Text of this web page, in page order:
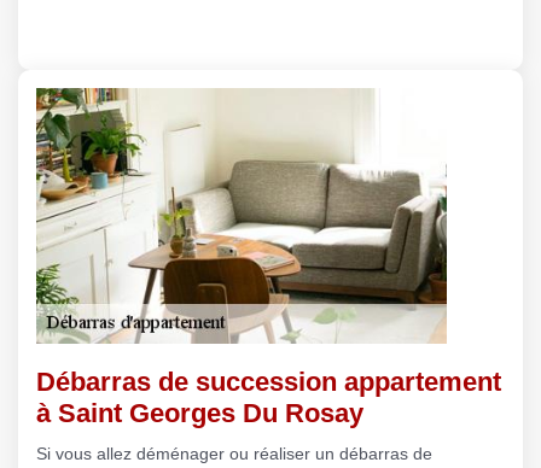
Débarras de succession appartement
à Saint Georges Du Rosay
Si vous allez déménager ou réaliser un débarras de